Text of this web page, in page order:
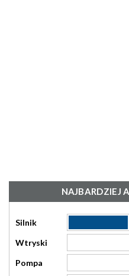
NAJBARDZIEJ
Silnik
Wtryski
Pompa